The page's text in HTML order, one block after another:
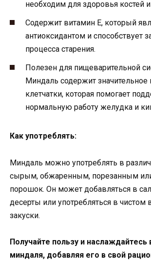
необходим для здоровья костей
Содержит витамин Е, который
антиоксидантом и способствует
процесса старения.
Полезен для пищеварительной
Миндаль содержит значительное
клетчатки, которая помогает
нормальную работу желудка и
Как употреблять:
Миндаль можно употреблять в
сырым, обжаренным, порезанным
порошок. Он может добавляться в
десерты или употребляться в чистом
закуски.
Получайте пользу и наслаждайтесь
миндаля, добавляя его в свой